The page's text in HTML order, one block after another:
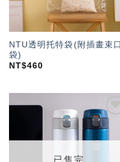
NTU透明托特袋(附插畫束口
袋)
NT$460
「願
望